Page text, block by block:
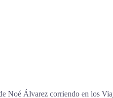
Noé Álvarez corriendo en los